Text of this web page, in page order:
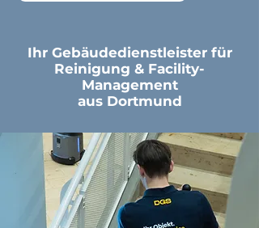
Ihr Gebäudedienstleister für
Reinigung & Facility-
Management
aus Dortmund